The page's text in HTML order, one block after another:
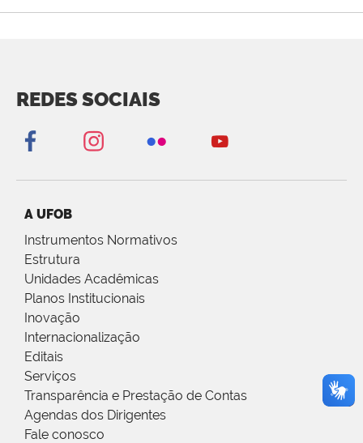
REDES SOCIAIS
A UFOB
Instrumentos Normativos
Estrutura
Unidades Acadêmicas
Planos Institucionais
Inovação
Internacionalização
Editais
Serviços
Transparência e Prestação de Contas
Agendas dos Dirigentes
Fale conosco